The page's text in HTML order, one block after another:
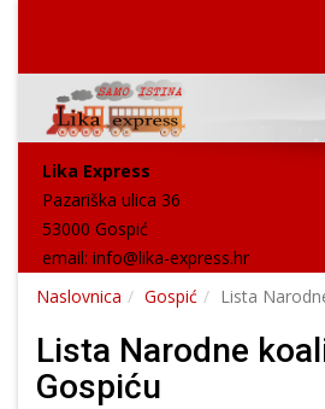
Lika Express
Pazariška ulica 36
53000 Gospić
email: info@lika-express.hr
Naslovnica
Gospić Lista
Lista Narodne
Gospiću